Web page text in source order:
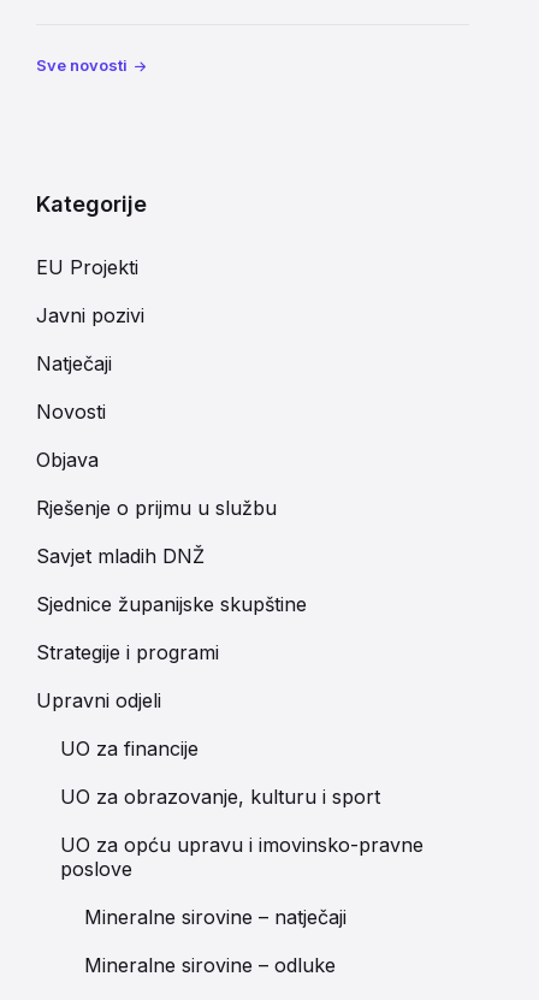
Sve novosti
Kategorije
EU Projekti
Javni pozivi
Natječaji
Novosti
Objava
Rješenje o prijmu u službu
Savjet mladih DNŽ
Sjednice županijske skupštine
Strategije i programi
Upravni odjeli
UO za financije
UO za obrazovanje, kulturu i sport
UO za opću upravu i imovinsko-pravne
poslove
Mineralne sirovine – natječaji
Mineralne sirovine – odluke